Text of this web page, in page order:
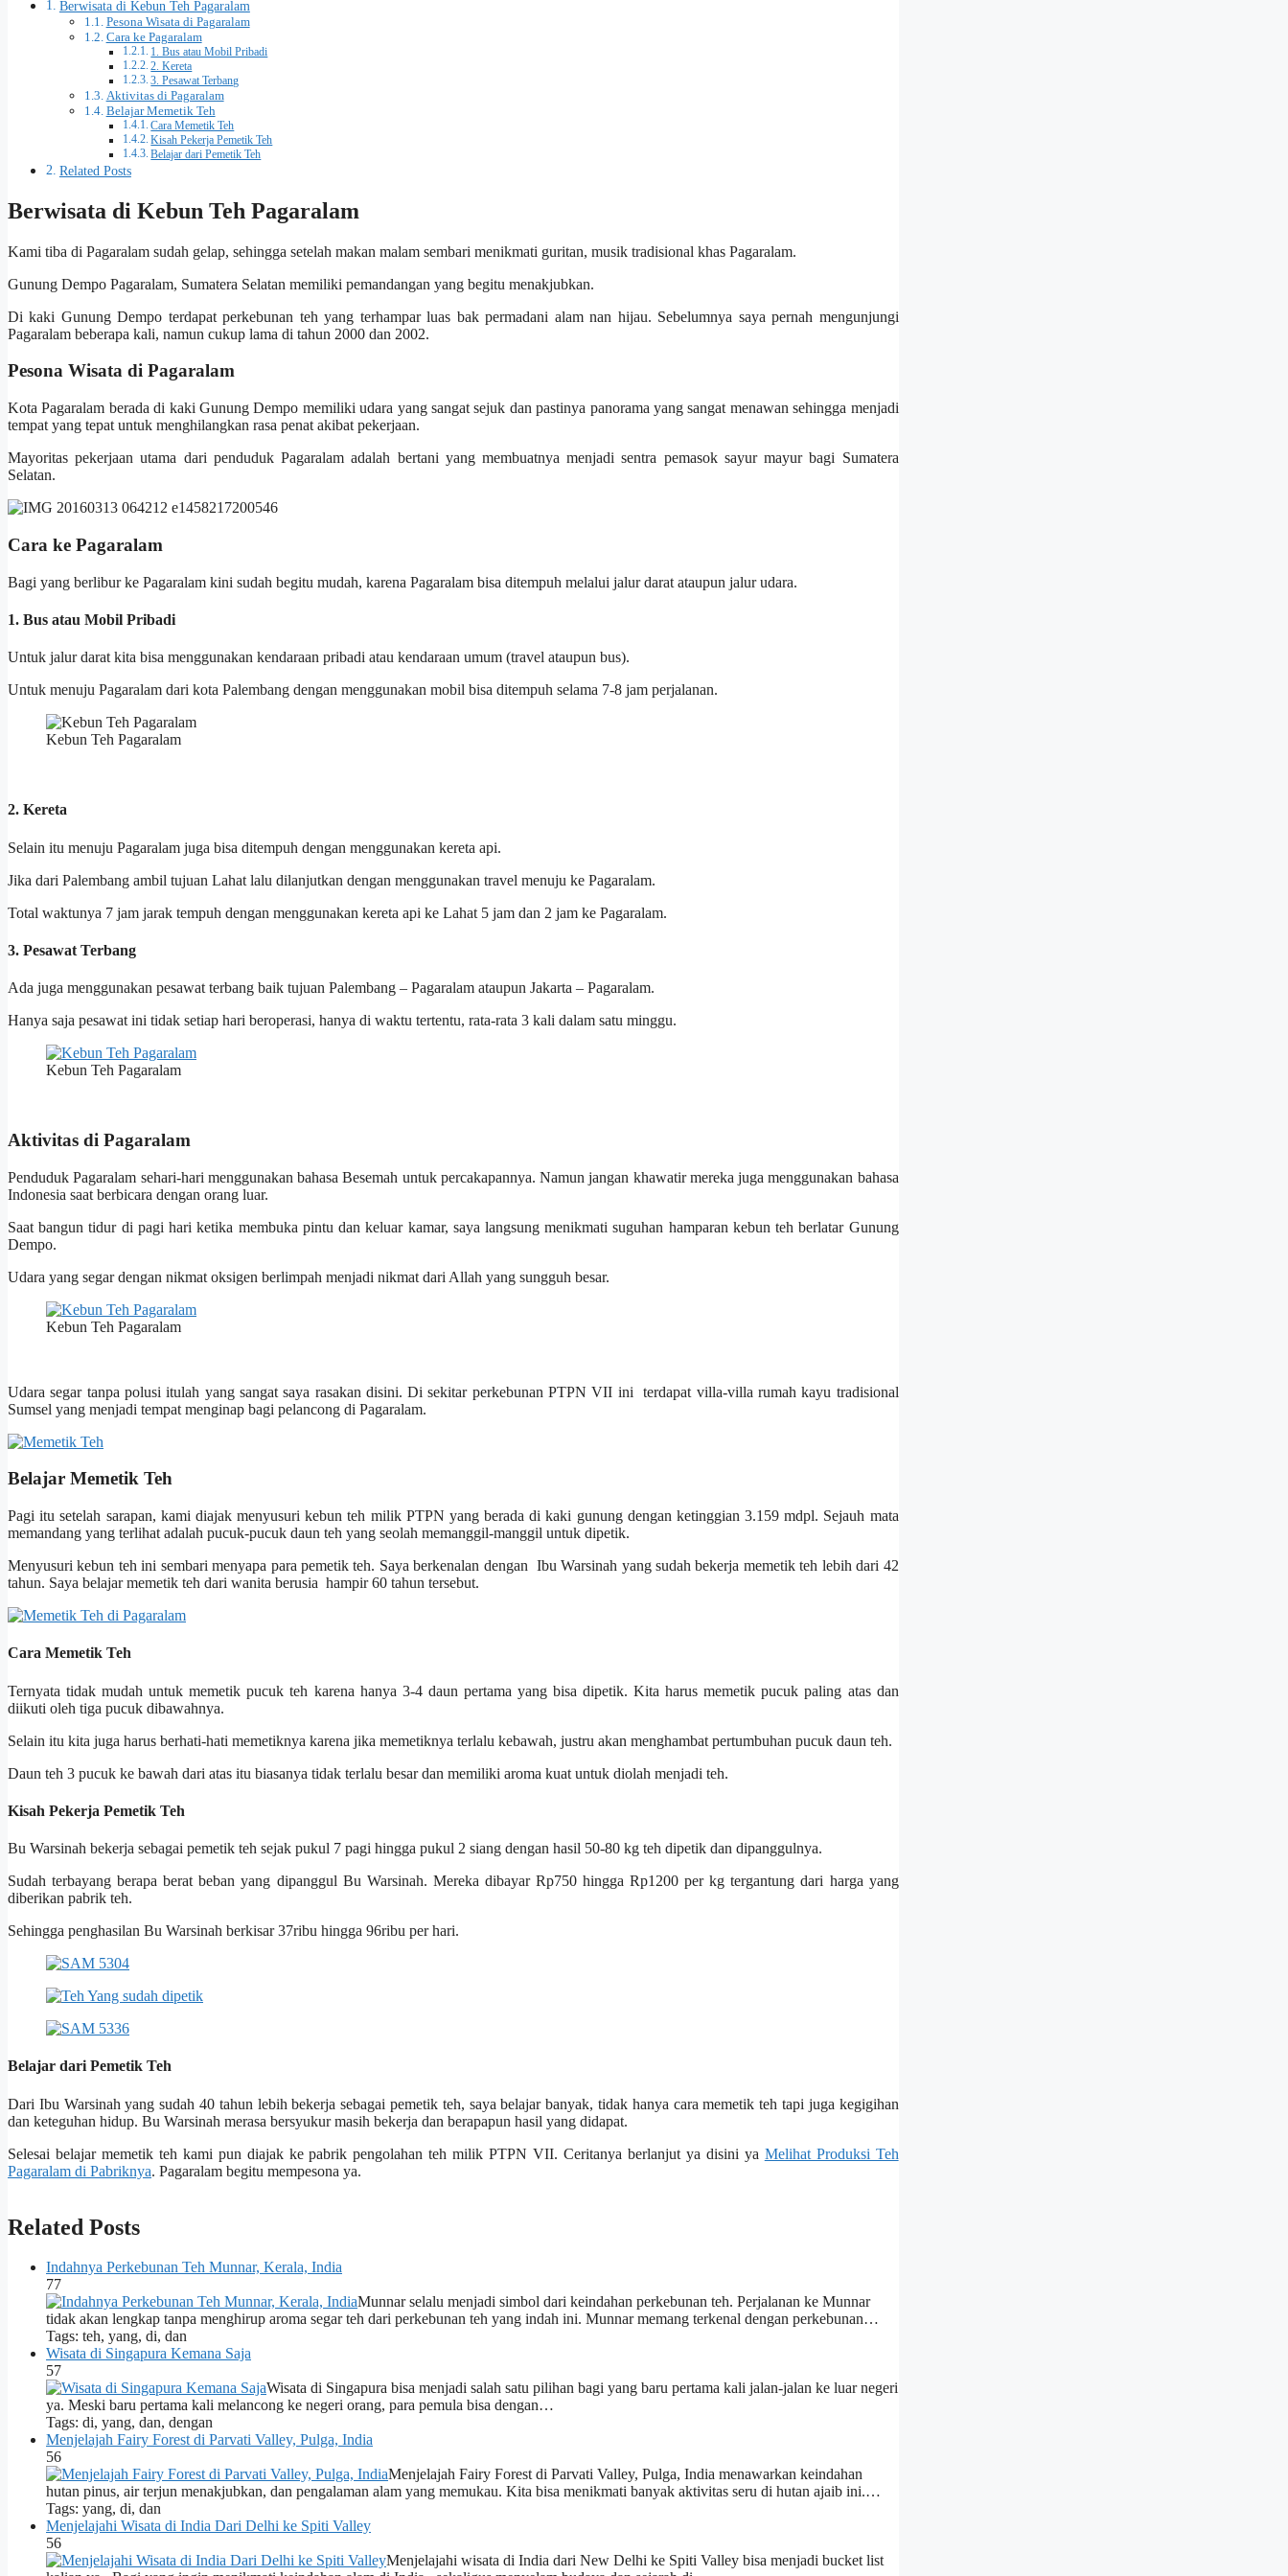
Berwisata di Kebun Teh Pagaralam
Pesona Wisata di Pagaralam
Cara ke Pagaralam
1. Bus atau Mobil Pribadi
2. Kereta
3. Pesawat Terbang
Aktivitas di Pagaralam
Belajar Memetik Teh
Cara Memetik Teh
Kisah Pekerja Pemetik Teh
Belajar dari Pemetik Teh
Related Posts
Berwisata di Kebun Teh Pagaralam
Kami tiba di Pagaralam sudah gelap, sehingga setelah makan malam sembari menikmati guritan, musik tradisional khas Pagaralam.
Gunung Dempo Pagaralam, Sumatera Selatan memiliki pemandangan yang begitu menakjubkan.
Di kaki Gunung Dempo terdapat perkebunan teh yang terhampar luas bak permadani alam nan hijau. Sebelumnya saya pernah mengunjungi
Pagaralam beberapa kali, namun cukup lama di tahun 2000 dan 2002.
Pesona Wisata di Pagaralam
Kota Pagaralam berada di kaki Gunung Dempo memiliki udara yang sangat sejuk dan pastinya panorama yang sangat menawan sehingga menjadi
tempat yang tepat untuk menghilangkan rasa penat akibat pekerjaan.
Mayoritas pekerjaan utama dari penduduk Pagaralam adalah bertani yang membuatnya menjadi sentra pemasok sayur mayur bagi Sumatera
Selatan.
Cara ke Pagaralam
Bagi yang berlibur ke Pagaralam kini sudah begitu mudah, karena Pagaralam bisa ditempuh melalui jalur darat ataupun jalur udara.
1. Bus atau Mobil Pribadi
Untuk jalur darat kita bisa menggunakan kendaraan pribadi atau kendaraan umum (travel ataupun bus).
Untuk menuju Pagaralam dari kota Palembang dengan menggunakan mobil bisa ditempuh selama 7-8 jam perjalanan.
Kebun Teh Pagaralam
2. Kereta
Selain itu menuju Pagaralam juga bisa ditempuh dengan menggunakan kereta api.
Jika dari Palembang ambil tujuan Lahat lalu dilanjutkan dengan menggunakan travel menuju ke Pagaralam.
Total waktunya 7 jam jarak tempuh dengan menggunakan kereta api ke Lahat 5 jam dan 2 jam ke Pagaralam.
3. Pesawat Terbang
Ada juga menggunakan pesawat terbang baik tujuan Palembang – Pagaralam ataupun Jakarta – Pagaralam.
Hanya saja pesawat ini tidak setiap hari beroperasi, hanya di waktu tertentu, rata-rata 3 kali dalam satu minggu.
Kebun Teh Pagaralam
Aktivitas di Pagaralam
Penduduk Pagaralam sehari-hari menggunakan bahasa Besemah untuk percakapannya. Namun jangan khawatir mereka juga menggunakan bahasa
Indonesia saat berbicara dengan orang luar.
Saat bangun tidur di pagi hari ketika membuka pintu dan keluar kamar, saya langsung menikmati suguhan hamparan kebun teh berlatar Gunung
Dempo.
Udara yang segar dengan nikmat oksigen berlimpah menjadi nikmat dari Allah yang sungguh besar.
Kebun Teh Pagaralam
Udara segar tanpa polusi itulah yang sangat saya rasakan disini. Di sekitar perkebunan PTPN VII ini terdapat villa-villa rumah kayu tradisional
Sumsel yang menjadi tempat menginap bagi pelancong di Pagaralam.
Belajar Memetik Teh
Pagi itu setelah sarapan, kami diajak menyusuri kebun teh milik PTPN yang berada di kaki gunung dengan ketinggian 3.159 mdpl. Sejauh mata
memandang yang terlihat adalah pucuk-pucuk daun teh yang seolah memanggil-manggil untuk dipetik.
Menyusuri kebun teh ini sembari menyapa para pemetik teh. Saya berkenalan dengan Ibu Warsinah yang sudah bekerja memetik teh lebih dari 42
tahun. Saya belajar memetik teh dari wanita berusia hampir 60 tahun tersebut.
Cara Memetik Teh
Ternyata tidak mudah untuk memetik pucuk teh karena hanya 3-4 daun pertama yang bisa dipetik. Kita harus memetik pucuk paling atas dan
diikuti oleh tiga pucuk dibawahnya.
Selain itu kita juga harus berhati-hati memetiknya karena jika memetiknya terlalu kebawah, justru akan menghambat pertumbuhan pucuk daun teh.
Daun teh 3 pucuk ke bawah dari atas itu biasanya tidak terlalu besar dan memiliki aroma kuat untuk diolah menjadi teh.
Kisah Pekerja Pemetik Teh
Bu Warsinah bekerja sebagai pemetik teh sejak pukul 7 pagi hingga pukul 2 siang dengan hasil 50-80 kg teh dipetik dan dipanggulnya.
Sudah terbayang berapa berat beban yang dipanggul Bu Warsinah. Mereka dibayar Rp750 hingga Rp1200 per kg tergantung dari harga yang
diberikan pabrik teh.
Sehingga penghasilan Bu Warsinah berkisar 37ribu hingga 96ribu per hari.
Belajar dari Pemetik Teh
Dari Ibu Warsinah yang sudah 40 tahun lebih bekerja sebagai pemetik teh, saya belajar banyak, tidak hanya cara memetik teh tapi juga kegigihan
dan keteguhan hidup. Bu Warsinah merasa bersyukur masih bekerja dan berapapun hasil yang didapat.
Selesai belajar memetik teh kami pun diajak ke pabrik pengolahan teh milik PTPN VII. Ceritanya berlanjut ya disini ya Melihat Produksi Teh
Pagaralam di Pabriknya. Pagaralam begitu mempesona ya.
Related Posts
Indahnya Perkebunan Teh Munnar, Kerala, India
77
Munnar selalu menjadi simbol dari keindahan perkebunan teh. Perjalanan ke Munnar
tidak akan lengkap tanpa menghirup aroma segar teh dari perkebunan teh yang indah ini. Munnar memang terkenal dengan perkebunan…
Tags: teh, yang, di, dan
Wisata di Singapura Kemana Saja
57
Wisata di Singapura bisa menjadi salah satu pilihan bagi yang baru pertama kali jalan-jalan ke luar negeri
ya. Meski baru pertama kali melancong ke negeri orang, para pemula bisa dengan…
Tags: di, yang, dan, dengan
Menjelajah Fairy Forest di Parvati Valley, Pulga, India
56
Menjelajah Fairy Forest di Parvati Valley, Pulga, India menawarkan keindahan
hutan pinus, air terjun menakjubkan, dan pengalaman alam yang memukau. Kita bisa menikmati banyak aktivitas seru di hutan ajaib ini.…
Tags: yang, di, dan
Menjelajahi Wisata di India Dari Delhi ke Spiti Valley
56
Menjelajahi wisata di India dari New Delhi ke Spiti Valley bisa menjadi bucket list